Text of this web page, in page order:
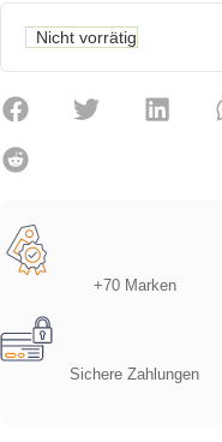
Nicht vorrätig
+70 Marken
Sichere Zahlungen